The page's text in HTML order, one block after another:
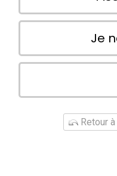
Je
Retour